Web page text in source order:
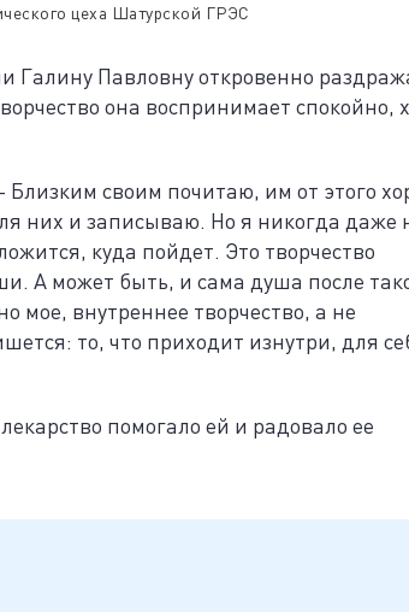
цеха Шатурской ГРЭС
Галину Павловну откровенно
она воспринимает спокойно,
Близким своим почитаю, им от этого
них и записываю. Но я никогда даже
куда пойдет. Это творчество
А может быть, и сама душа после
мое, внутреннее творчество, а не
то, что приходит изнутри, для
помогало ей и радовало ее